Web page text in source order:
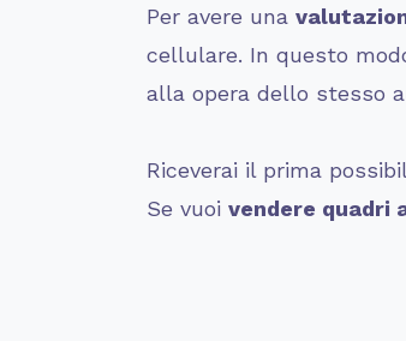
Per avere una
cellulare. In questo
alla opera dello stesso
Riceverai il prima
Se vuoi vendere quadri